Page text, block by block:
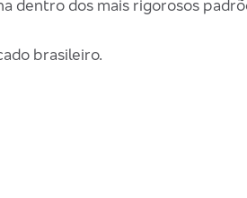
dentro dos mais rigorosos
brasileiro.